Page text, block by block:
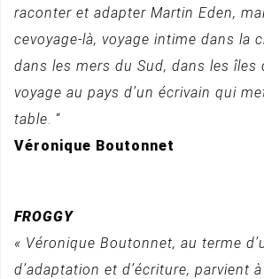
raconter et adapter Martin Eden,
cevoyage-là, voyage intime dans la
dans les mers du Sud, dans les îles
voyage au pays d’un écrivain qui
table. “
Véronique Boutonnet
FROGGY
« Véronique Boutonnet, au terme
d’adaptation et d’écriture, parvient